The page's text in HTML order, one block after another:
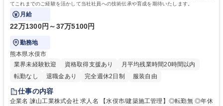
てこれまでのご経験を活かして当社社員への技術伝承や育成を期待いたします。
月給
22万1300円～37万5100円
勤務地
熊本県水俣市
業界未経験歓迎
資格取得支援あり
月平均残業時間20時間以内
転勤なし
退職金あり 完全週休2日制 服装自由
仕事の内容
企業名 諫山工業株式会社 求人名 【水俣市/建築施工管理】◎転勤無 ◎年休